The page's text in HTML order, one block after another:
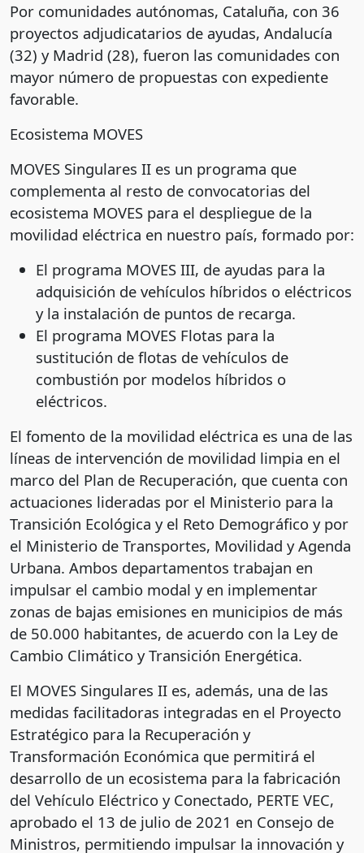
Por comunidades autónomas, Cataluña, con 36
proyectos adjudicatarios de ayudas, Andalucía
(32) y Madrid (28), fueron las comunidades con
mayor número de propuestas con expediente
favorable.
Ecosistema MOVES
MOVES Singulares II es un programa que
complementa al resto de convocatorias del
ecosistema MOVES para el despliegue de la
movilidad eléctrica en nuestro país, formado por:
El programa MOVES III, de ayudas para la
adquisición de vehículos híbridos o eléctricos
y la instalación de puntos de recarga.
El programa MOVES Flotas para la
sustitución de flotas de vehículos de
combustión por modelos híbridos o
eléctricos.
El fomento de la movilidad eléctrica es una de las
líneas de intervención de movilidad limpia en el
marco del Plan de Recuperación, que cuenta con
actuaciones lideradas por el Ministerio para la
Transición Ecológica y el Reto Demográfico y por
el Ministerio de Transportes, Movilidad y Agenda
Urbana. Ambos departamentos trabajan en
impulsar el cambio modal y en implementar
zonas de bajas emisiones en municipios de más
de 50.000 habitantes, de acuerdo con la Ley de
Cambio Climático y Transición Energética.
El MOVES Singulares II es, además, una de las
medidas facilitadoras integradas en el Proyecto
Estratégico para la Recuperación y
Transformación Económica que permitirá el
desarrollo de un ecosistema para la fabricación
del Vehículo Eléctrico y Conectado, PERTE VEC,
aprobado el 13 de julio de 2021 en Consejo de
Ministros, permitiendo impulsar la innovación y